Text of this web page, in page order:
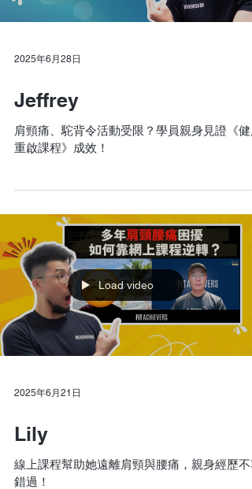
2025年6月28日
Jeffrey
肩頸痛、駝背令活動受限？學員親身見證《健
重啟課程》成效！
Load video
2025年6月21日
Lily
線上課程幫助她遠離肩頸與腰痛，親身經歷不
錯過！